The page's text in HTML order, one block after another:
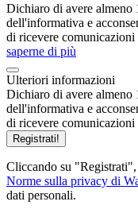
Dichiaro di avere almeno
dell'informativa e
di ricevere
saperne di più
Ulteriori informazioni
Dichiaro di avere almeno
dell'informativa e
di ricevere
Registrati!
Cliccando su "Registrati",
Norme sulla privacy di
dati personali.